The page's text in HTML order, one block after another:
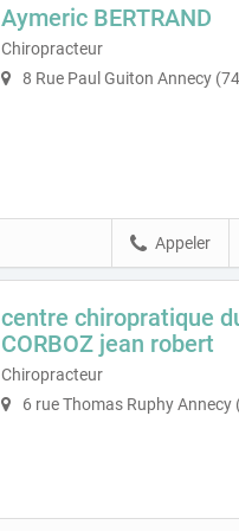
Aymeric BERTRAND
Chiropracteur
8 Rue Paul Guiton Annecy
Appeler
centre chiropratique
CORBOZ jean robert
Chiropracteur
6 rue Thomas Ruphy Annecy